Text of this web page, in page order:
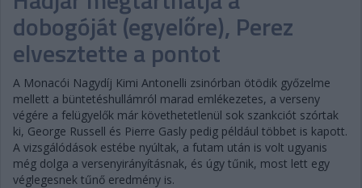
VERSENYNAPTÁRAK
dobogóját (egyelőre), Perez
elvesztette a pontot
A Monacói Nagydíj Kimi Antonelli zsinórban ötödik győzelme
mellett a büntetéshullámról marad emlékezetes, a verseny
végére a felügyelők már követhetetlenül sok szankciót szórtak
ki, George Russell és Pierre Gasly pedig például többet is kapott.
A vizsgálódások estébe nyúltak, a futam után is volt ugyanis
még dolga a versenyirányításnak, és úgy tűnik, most lett egy
véglegesnek tűnő eredmény is.